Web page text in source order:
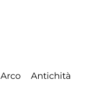
Arco Antichità